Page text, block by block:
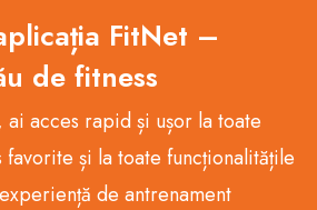
FitNet –
de fitness
acces rapid și ușor la toate
favorite și la toate funcționalitățile
de antrenament